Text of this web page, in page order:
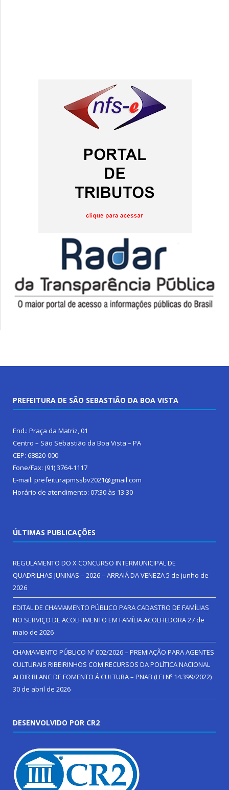
PREFEITURA DE SÃO SEBASTIÃO DA BOA VISTA
End.: Praça da Matriz, 01
Centro – São Sebastião da Boa Vista – PA
CEP: 68820-000
Fone/Fax: (91) 3764-1117
E-mail: prefeiturapmssbv2021@gmail.com
Horário de atendimento: 07:30 às 13:30
ÚLTIMAS PUBLICAÇÕES
REGULAMENTO DO X CONCURSO INTERMUNICIPAL DE
QUADRILHAS JUNINAS – 2026 – ARRAIÁ DA VENEZA5 de junho de
2026
EDITAL DE CHAMAMENTO PÚBLICO PARA CADASTRO DE FAMÍLIAS
NO SERVIÇO DE ACOLHIMENTO EM FAMÍLIA ACOLHEDORA27 de
maio de 2026
CHAMAMENTO PÚBLICO Nº 002/2026 – PREMIAÇÃO PARA AGENTES
CULTURAIS RIBEIRINHOS COM RECURSOS DA POLÍTICA NACIONAL
ALDIR BLANC DE FOMENTO Á CULTURA – PNAB (LEI Nº 14.399/2022)
30 de abril de 2026
DESENVOLVIDO POR CR2